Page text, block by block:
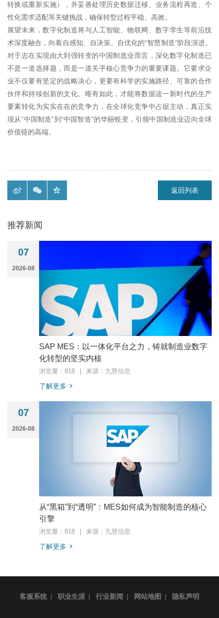
转换或重新实施），并妥善处理历史数据迁移、业务流程再造、个
性化需求适配等关键挑战，确保转型过程平稳、高效。
展望未来，数字化制造将与人工智能、物联网、数字孪生等前沿技
术深度融合，向着自感知、自决策、自优化的“智慧制造”阶段演进。
对于志在实现由大到强转变的中国制造业而言，深化数字化制造已
不是一道选择题，而是一道关乎核心竞争力的重要课题。它要求企
业不仅要有坚定的战略决心，更要有科学的实施路径、可靠的合作
伙伴和持续创新的文化。唯有如此，才能将数据这一新时代的生产
要素转化为实实在在的竞争力，在全球化竞争中占据主动，真正实
现从“中国制造”到“中国智造”的华丽蜕变，引领中国制造业迈向全球
价值链的高端。
返回列表
推荐新闻
07
2026-08
SAP MES：以一体化平台之力，铸就制造业数字
化转型的坚实内核
浏览量：818 来源：九慧信息
了解更多
07
2026-08
从“黑箱”到“透明”：MES如何成为智能制造的核心
引擎
浏览量：818 来源：九慧信息
了解更多
客服系统 | 职业生涯 | 行业新闻 | 网站地图 | 隐私声明